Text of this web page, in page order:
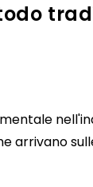
arrivano